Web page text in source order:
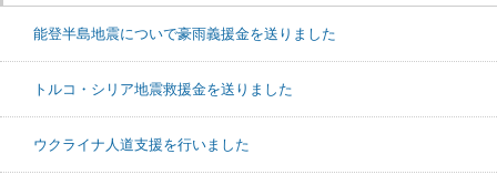
能登半島地震についで豪雨義援金を送りました
トルコ・シリア地震救援金を送りました
ウクライナ人道支援を行いました